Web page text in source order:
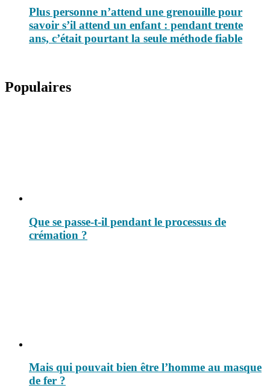
Plus personne n’attend une grenouille pour
savoir s’il attend un enfant : pendant trente
ans, c’était pourtant la seule méthode fiable
Populaires
Que se passe-t-il pendant le processus de
crémation ?
Mais qui pouvait bien être l’homme au masque
de fer ?